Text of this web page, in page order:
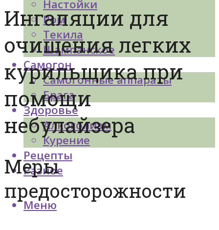
Настойки
Ром
Текила
Шампанское
Самогон
Самогонные аппараты
Брага
Здоровье
Алкоголизм
Курение
Рецепты
Разное
Меню
Ингаляции для
очищения легких
курильщика при
помощи
небулайзера
Меры
предосторожности